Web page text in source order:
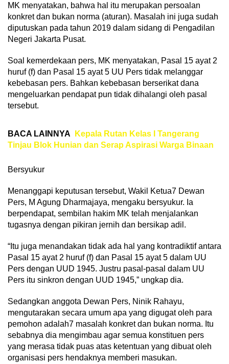
MK menyatakan, bahwa hal itu merupakan persoalan
konkret dan bukan norma (aturan). Masalah ini juga sudah
diputuskan pada tahun 2019 dalam sidang di Pengadilan
Negeri Jakarta Pusat.
Soal kemerdekaan pers, MK menyatakan, Pasal 15 ayat 2
huruf (f) dan Pasal 15 ayat 5 UU Pers tidak melanggar
kebebasan pers. Bahkan kebebasan berserikat dana
mengeluarkan pendapat pun tidak dihalangi oleh pasal
tersebut.
BACA LAINNYA
Kepala Rutan Kelas I Tangerang
Tinjau Blok Hunian dan Serap Aspirasi Warga Binaan
Bersyukur
Menanggapi keputusan tersebut, Wakil Ketua7 Dewan
Pers, M Agung Dharmajaya, mengaku bersyukur. Ia
berpendapat, sembilan hakim MK telah menjalankan
tugasnya dengan pikiran jernih dan bersikap adil.
“Itu juga menandakan tidak ada hal yang kontradiktif antara
Pasal 15 ayat 2 huruf (f) dan Pasal 15 ayat 5 dalam UU
Pers dengan UUD 1945. Justru pasal-pasal dalam UU
Pers itu sinkron dengan UUD 1945,” ungkap dia.
Sedangkan anggota Dewan Pers, Ninik Rahayu,
mengutarakan secara umum apa yang digugat oleh para
pemohon adalah7 masalah konkret dan bukan norma. Itu
sebabnya dia mengimbau agar semua konstituen pers
yang merasa tidak puas atas ketentuan yang dibuat oleh
organisasi pers hendaknya memberi masukan.